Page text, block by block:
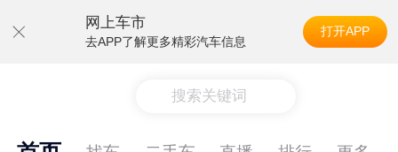
网上车市
去APP了解更多精彩汽车信息
打开APP
搜索关键词